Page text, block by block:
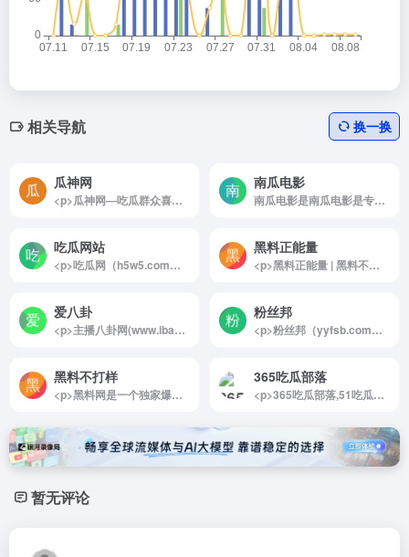
相关导航 换一换
瓜神网
<p>瓜神网—吃瓜群众喜欢的吃瓜网站,免费吃瓜群,吃瓜QQ群,免费吃瓜爆料qq群,一个分享免费吃瓜qq群,最新的网红吃瓜事件,娱乐圈八卦爆料,快手抖音网络主播吃瓜视频及民间奇闻等热门事件,让你仿佛身临吃瓜现场.</p>
南瓜电影
南瓜电影是南瓜电影是专注于精品影视剧...
吃瓜网站
<p>吃瓜网（h5w5.com）是一个每天分享最新快手抖音热点网红网络事件，重磅黑料，今日吃瓜的吃瓜网站每日吃瓜笑哈哈！</p>
黑料正能量
<p>黑料正能量 | 黑料不打烊，网红吃瓜资讯分享！</p>
爱八卦
<p>主播八卦网(www.ibagua.com.cn)，一个专注于网红主播娱乐八卦资讯的网站！这里汇聚了全网（YY、斗鱼、虎牙、触手、龙珠、快手、熊猫、战旗、全民、映客、花椒、企鹅等直播平台）网红主播娱乐八卦资讯！掌握网红主播最新动态，了解网红主播八卦资讯，一切尽在主播八卦网！</p>
粉丝邦
<p>粉丝邦（yyfsb.com）是网红主播粉丝垂直门户，为广大网友提供时下热门人气主播、网络红人资料资讯动态的综合性网站，我们提供各大平台网红主播动态，让广大粉丝了解你喜爱的偶像动态！</p>
黑料不打样
<p>黑料网是一个独家爆料网络热门事件的吃瓜网站，主打黑料泄密，真实网红事件，霸凌事件等大新闻事件，是吃瓜群众的围观地点之一。</p>
365吃瓜部落
<p>365吃瓜部落,51吃瓜黑料网，热门事件，专业吃瓜资讯网站导航服务！</p>
暂无评论